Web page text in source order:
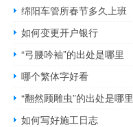
绵阳车管所春节多久上班
如何变更开户银行
“弓腰吟袖”的出处是哪里
哪个繁体字好看
“翻然顾雕虫”的出处是哪里
如何写好施工日志